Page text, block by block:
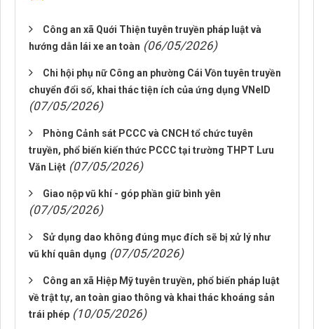
Công an xã Quới Thiện tuyên truyền pháp luật và
hướng dẫn lái xe an toàn (06/05/2026)
Chi hội phụ nữ Công an phường Cái Vồn tuyên truyền
chuyển đổi số, khai thác tiện ích của ứng dụng VNeID
(07/05/2026)
Phòng Cảnh sát PCCC và CNCH tổ chức tuyên
truyền, phổ biến kiến thức PCCC tại trường THPT Lưu
Văn Liệt (07/05/2026)
Giao nộp vũ khí - góp phần giữ bình yên
(07/05/2026)
Sử dụng dao không đúng mục đích sẽ bị xử lý như
vũ khí quân dụng (07/05/2026)
Công an xã Hiệp Mỹ tuyên truyền, phổ biến pháp luật
về trật tự, an toàn giao thông và khai thác khoáng sản
trái phép (10/05/2026)